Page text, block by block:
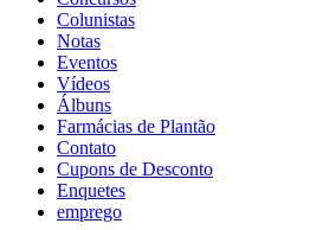
Colunistas
Notas
Eventos
Vídeos
Álbuns
Farmácias de Plantão
Contato
Cupons de Desconto
Enquetes
emprego